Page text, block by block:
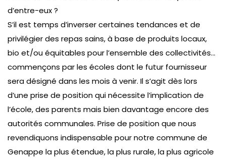
d’entre-eux ?
S’il est temps d’inverser certaines tendances et de
privilégier des repas sains, à base de produits locaux,
bio et/ou équitables pour l’ensemble des collectivités…
commençons par les écoles dont le futur fournisseur
sera désigné dans les mois à venir. Il s’agit dès lors
d’une prise de position qui nécessite l’implication de
l’école, des parents mais bien davantage encore des
autorités communales. Prise de position que nous
revendiquons indispensable pour notre commune de
Genappe la plus étendue, la plus rurale, la plus agricole